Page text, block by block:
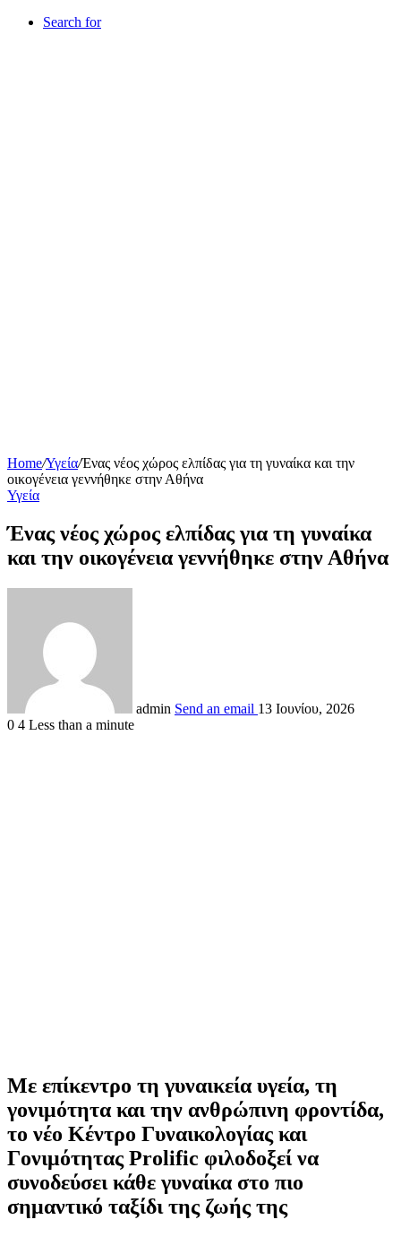
Search for
Home/Υγεία/Ένας νέος χώρος ελπίδας για τη γυναίκα και την
οικογένεια γεννήθηκε στην Αθήνα
Υγεία
Ένας νέος χώρος ελπίδας για τη γυναίκα
και την οικογένεια γεννήθηκε στην Αθήνα
admin Send an email 13 Ιουνίου, 2026
0 4 Less than a minute
Με επίκεντρο τη γυναικεία υγεία, τη
γονιμότητα και την ανθρώπινη φροντίδα,
το νέο Κέντρο Γυναικολογίας και
Γονιμότητας Prolific φιλοδοξεί να
συνοδεύσει κάθε γυναίκα στο πιο
σημαντικό ταξίδι της ζωής της